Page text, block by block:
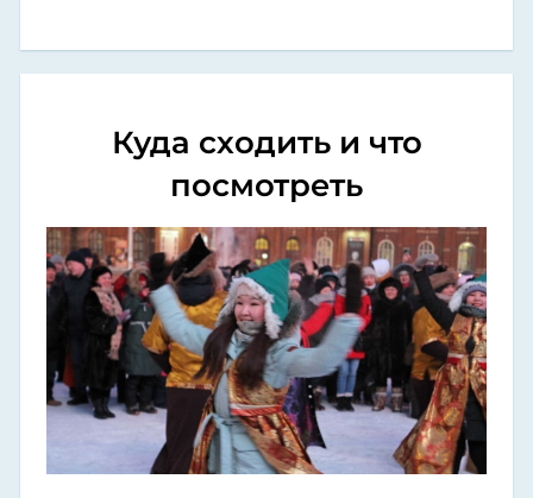
Куда сходить и что
посмотреть